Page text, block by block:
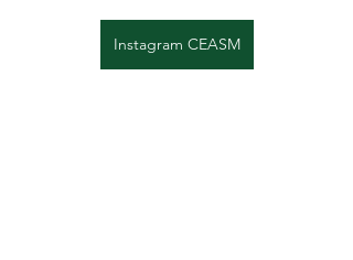
Instagram CEASM